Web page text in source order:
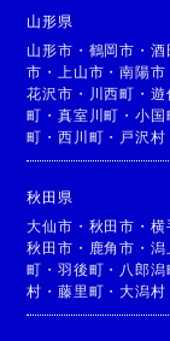
山形県
山形市 ・ 鶴岡市 ・ 酒
市 ・ 上山市 ・南陽市
花沢市 ・ 川西町 ・ 遊
町 ・真室川町 ・小国
町 ・西川町 ・ 戸沢村
秋田県
大仙市 ・ 秋田市 ・ 横
秋田市 ・ 鹿角市 ・ 潟
町 ・羽後町 ・ 八郎潟
村 ・藤里町 ・大潟村